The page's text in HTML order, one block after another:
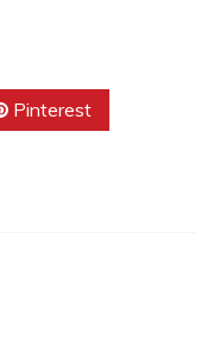
Pinterest